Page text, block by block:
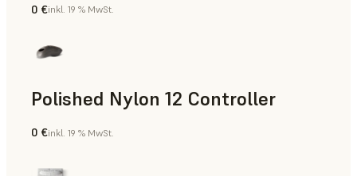
Zahnmedizin
0 €inkl. 19 % MwSt.
Polished Nylon 12 Controller
SLS-Pulver
0 €inkl. 19 % MwSt.